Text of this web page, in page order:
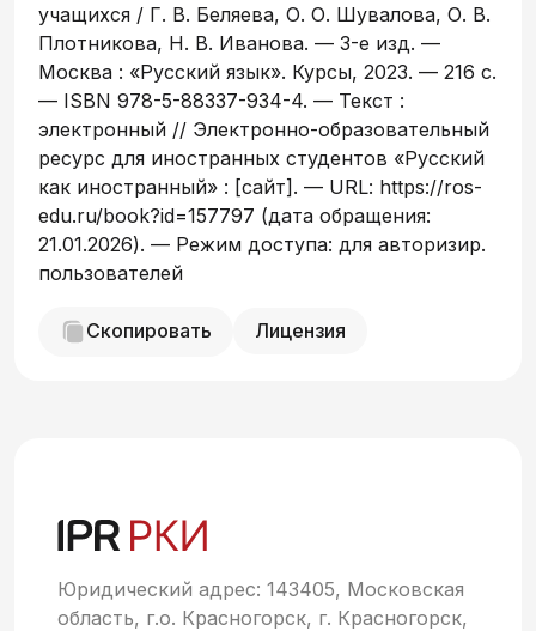
учащихся / Г. В. Беляева, О. О. Шувалова, О. В.
Плотникова, Н. В. Иванова. — 3-е изд. —
Москва : «Русский язык». Курсы, 2023. — 216 c.
— ISBN 978-5-88337-934-4. — Текст :
электронный // Электронно-образовательный
ресурс для иностранных студентов «Русский
как иностранный» : [сайт]. — URL: https://ros-
edu.ru/book?id=157797 (дата обращения:
21.01.2026). — Режим доступа: для авторизир.
пользователей
Скопировать Лицензия
Юридический адрес: 143405, Московская
область, г.о. Красногорск, г. Красногорск,